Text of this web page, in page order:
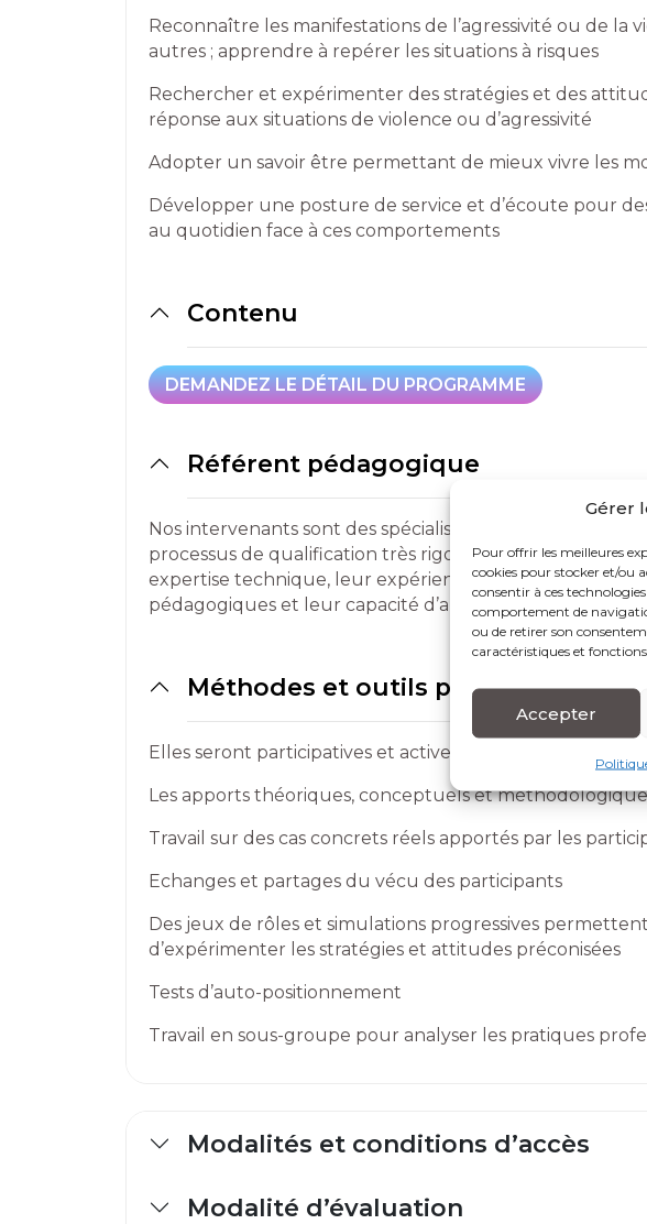
Gérer
Pour offrir les meilleures
cookies pour stocker et/ou
consentir à ces
comportement de
ou de retirer son
caractéristiques et fonctions.
Accepter
Reconnaître les manifestations de l’agressivité ou de la
autres ; apprendre à repérer les situations à risques
Rechercher et expérimenter des stratégies et des
réponse aux situations de violence ou d’agressivité
Adopter un savoir être permettant de mieux vivre les
Développer une posture de service et d’écoute pour
au quoti­dien face à ces comportements
Contenu
DEMANDEZ LE DÉTAIL DU PROGRAMME
DEMANDEZ LE DÉTAIL DU PROGRAMME
Référent pédagogique
Nos intervenants sont des spécialistes du domaine visé
processus de qualification très rigoureux permettant
expertise technique, leur expérience professionnelle,
pédagogiques et leur capacité d’animation.
Méthodes et outils pédagogiques
Elles seront participatives et actives et principalement
Les apports théoriques, conceptuels et
Travail sur des cas concrets réels apportés par les
Echanges et partages du vécu des participants
Des jeux de rôles et simulations progressives
d’expérimenter les stratégies et attitudes préconisées
Tests d’auto-positionnement
Travail en sous-groupe pour analyser les pratiques
Modalités et conditions d’accès
Modalité d’évaluation